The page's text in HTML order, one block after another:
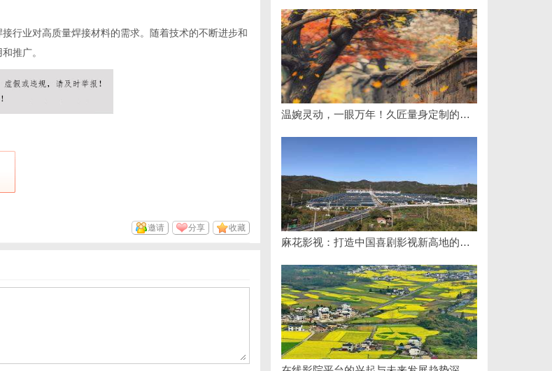
行业对高质量焊接材料的需求。随着技术的不断进步和
推广。
收藏
分享
邀请
温婉灵动，一眼万年！久匠量身定制的眉眼唇，才是你整张脸的点睛之笔！淡颜系女生的气质加分项
麻花影视：打造中国喜剧影视新高地的创新典范